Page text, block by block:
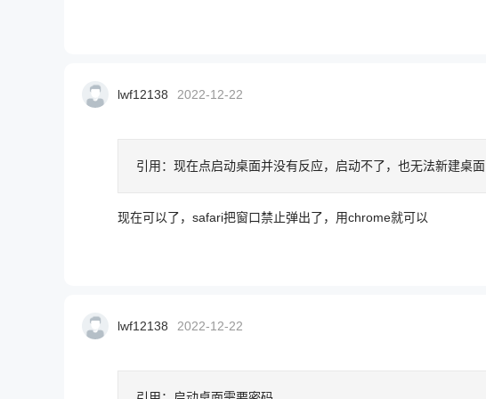
lwf12138 2022-12-22
引用： 现在点启动桌面并没有反应，启动不了，也无法新建桌面
现在可以了，safari把窗口禁止弹出了，用chrome就可以
lwf12138 2022-12-22